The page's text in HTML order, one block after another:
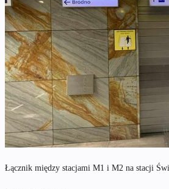
Łącznik między stacjami M1 i M2 na stacji